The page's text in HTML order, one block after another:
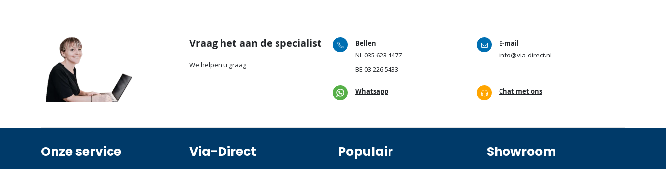
Vraag het aan de specialist
We helpen u graag
Bellen
NL035 623 4477
BE 03 226 5433
E-mail
info@via-direct.nl
Whatsapp Chat met ons
Onze service Via-Direct Populair Showroom